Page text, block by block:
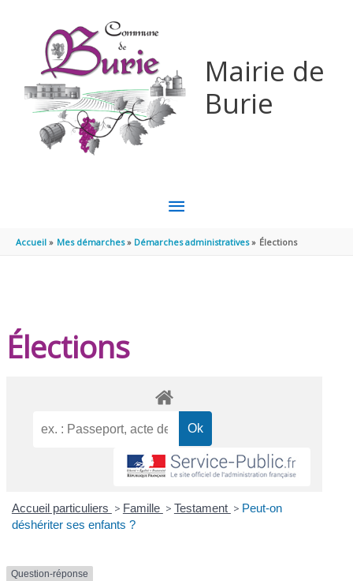
Mairie de
Burie
MENU
PRINCIPAL
Accueil Mes démarches Démarches administratives Élections
Élections
Accueil particuliers > Famille > Testament > Peut-on
déshériter ses enfants ?
Question-réponse